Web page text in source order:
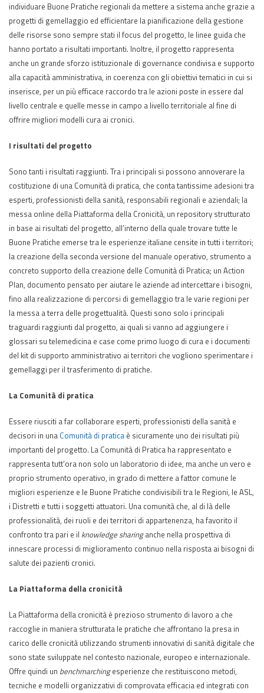
individuare Buone Pratiche regionali da mettere a sistema anche grazie a
progetti di gemellaggio ed efficientare la pianificazione della gestione
delle risorse sono sempre stati il focus del progetto, le linee guida che
hanno portato a risultati importanti. Inoltre, il progetto rappresenta
anche un grande sforzo istituzionale di governance condivisa e supporto
alla capacità amministrativa, in coerenza con gli obiettivi tematici in cui si
inserisce, per un più efficace raccordo tra le azioni poste in essere dal
livello centrale e quelle messe in campo a livello territoriale al fine di
offrire migliori modelli cura ai cronici.
I risultati del progetto
Sono tanti i risultati raggiunti. Tra i principali si possono annoverare la
costituzione di una Comunità di pratica, che conta tantissime adesioni tra
esperti, professionisti della sanità, responsabili regionali e aziendali; la
messa online della Piattaforma della Cronicità, un repository strutturato
in base ai risultati del progetto, all’interno della quale trovare tutte le
Buone Pratiche emerse tra le esperienze italiane censite in tutti i territori;
la creazione della seconda versione del manuale operativo, strumento a
concreto supporto della creazione delle Comunità di Pratica; un Action
Plan, documento pensato per aiutare le aziende ad intercettare i bisogni,
fino alla realizzazione di percorsi di gemellaggio tra le varie regioni per
la messa a terra delle progettualità. Questi sono solo i principali
traguardi raggiunti dal progetto, ai quali si vanno ad aggiungere i
glossari su telemedicina e case come primo luogo di cura e i documenti
del kit di supporto amministrativo ai territori che vogliono sperimentare i
gemellaggi per il trasferimento di pratiche.
La Comunità di pratica
Essere riusciti a far collaborare esperti, professionisti della sanità e
decisori in una Comunità di pratica è sicuramente uno dei risultati più
importanti del progetto. La Comunità di Pratica ha rappresentato e
rappresenta tutt’ora non solo un laboratorio di idee, ma anche un vero e
proprio strumento operativo, in grado di mettere a fattor comune le
migliori esperienze e le Buone Pratiche condivisibili tra le Regioni, le ASL,
i Distretti e tutti i soggetti attuatori. Una comunità che, al di là delle
professionalità, dei ruoli e dei territori di appartenenza, ha favorito il
confronto tra pari e il knowledge sharinganche nella prospettiva di
innescare processi di miglioramento continuo nella risposta ai bisogni di
salute dei pazienti cronici.
La Piattaforma della cronicità
La Piattaforma della cronicità è prezioso strumento di lavoro a che
raccoglie in maniera strutturata le pratiche che affrontano la presa in
carico delle cronicità utilizzando strumenti innovativi di sanità digitale che
sono state sviluppate nel contesto nazionale, europeo e internazionale.
Offre quindi un benchmarchingesperienze che restituiscono metodi,
tecniche e modelli organizzativi di comprovata efficacia ed integrati con